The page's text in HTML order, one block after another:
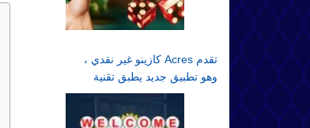
تقدم Acres كازينو غير نقدي ،
وهو تطبيق جديد يطبق تقنية
الألعاب غير النقدية